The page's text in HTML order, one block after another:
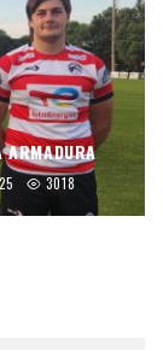
ARMADURA
3018